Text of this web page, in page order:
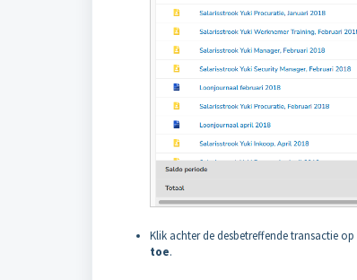
Klik achter de desbetreffende transactie op
toe.